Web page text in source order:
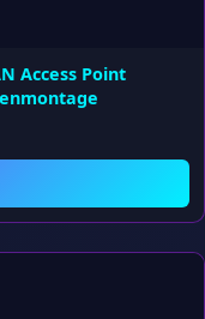
Access Point